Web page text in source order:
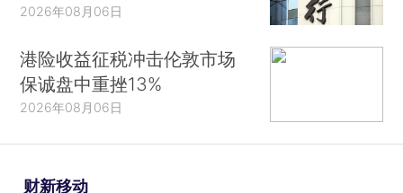
2026年08月06日
港险收益征税冲击伦敦市场
保诚盘中重挫13%
2026年08月06日
财新移动